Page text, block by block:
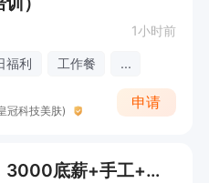
1小时前
福利 工作餐 ...
冠科技美肤)
申请
美容师（要求有经验，3000底薪+手工+提成）